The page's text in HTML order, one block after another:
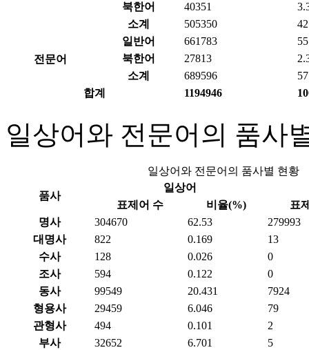
북한어
40351
소계
505350
전문어
일반어 661783
북한어
27813
소계
689596
합계
1194946
일상어와 전문어의 품사
일상어와 전문어의 품사별 현황
품사
일상어
표제어 수
비율(%)
표
명사
304670 62.53
279993
대명사
822 0.169
13
수사
128 0.026
0
조사
594 0.122
0
동사
99549 20.431
7924
형용사
29459 6.046
79
관형사
494 0.101
2
부사
32652 6.701
5